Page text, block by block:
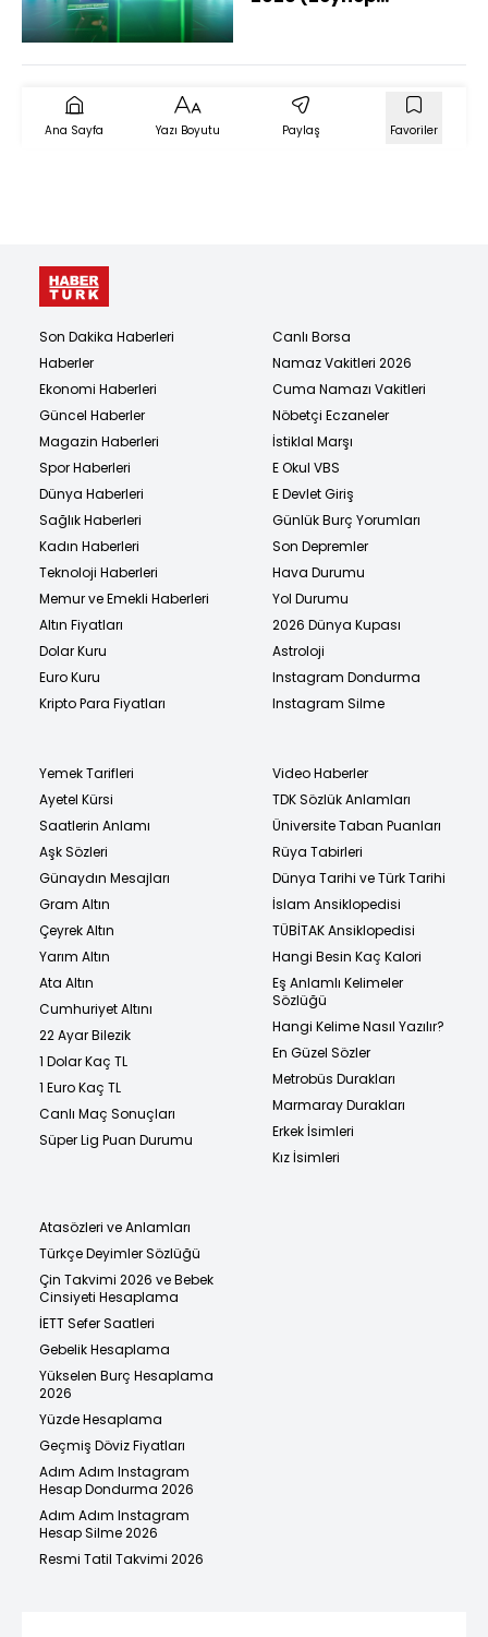
Ana Sayfa Yazı Boyutu Paylaş Favoriler
Son Dakika Haberleri
Haberler
Ekonomi Haberleri
Güncel Haberler
Magazin Haberleri
Spor Haberleri
Dünya Haberleri
Sağlık Haberleri
Kadın Haberleri
Teknoloji Haberleri
Memur ve Emekli Haberleri
Altın Fiyatları
Dolar Kuru
Euro Kuru
Kripto Para Fiyatları
Canlı Borsa
Namaz Vakitleri 2026
Cuma Namazı Vakitleri
Nöbetçi Eczaneler
İstiklal Marşı
E Okul VBS
E Devlet Giriş
Günlük Burç Yorumları
Son Depremler
Hava Durumu
Yol Durumu
2026 Dünya Kupası
Astroloji
Instagram Dondurma
Instagram Silme
Yemek Tarifleri
Ayetel Kürsi
Saatlerin Anlamı
Aşk Sözleri
Günaydın Mesajları
Gram Altın
Çeyrek Altın
Yarım Altın
Ata Altın
Cumhuriyet Altını
22 Ayar Bilezik
1 Dolar Kaç TL
1 Euro Kaç TL
Canlı Maç Sonuçları
Süper Lig Puan Durumu
Video Haberler
TDK Sözlük Anlamları
Üniversite Taban Puanları
Rüya Tabirleri
Dünya Tarihi ve Türk Tarihi
İslam Ansiklopedisi
TÜBİTAK Ansiklopedisi
Hangi Besin Kaç Kalori
Eş Anlamlı Kelimeler
Sözlüğü
Hangi Kelime Nasıl Yazılır?
En Güzel Sözler
Metrobüs Durakları
Marmaray Durakları
Erkek İsimleri
Kız İsimleri
Atasözleri ve Anlamları
Türkçe Deyimler Sözlüğü
Çin Takvimi 2026 ve Bebek
Cinsiyeti Hesaplama
İETT Sefer Saatleri
Gebelik Hesaplama
Yükselen Burç Hesaplama
2026
Yüzde Hesaplama
Geçmiş Döviz Fiyatları
Adım Adım Instagram
Hesap Dondurma 2026
Adım Adım Instagram
Hesap Silme 2026
Resmi Tatil Takvimi 2026